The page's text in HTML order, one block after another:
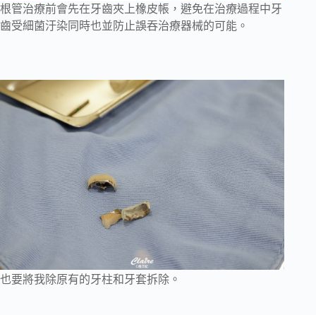
根管治療前會先在牙齒夾上橡皮帳，避免在治療過程中牙
齒受細菌汙染同時也並防止誤吞治療器械的可能。
也要將我除原有的牙柱和牙套拆除。